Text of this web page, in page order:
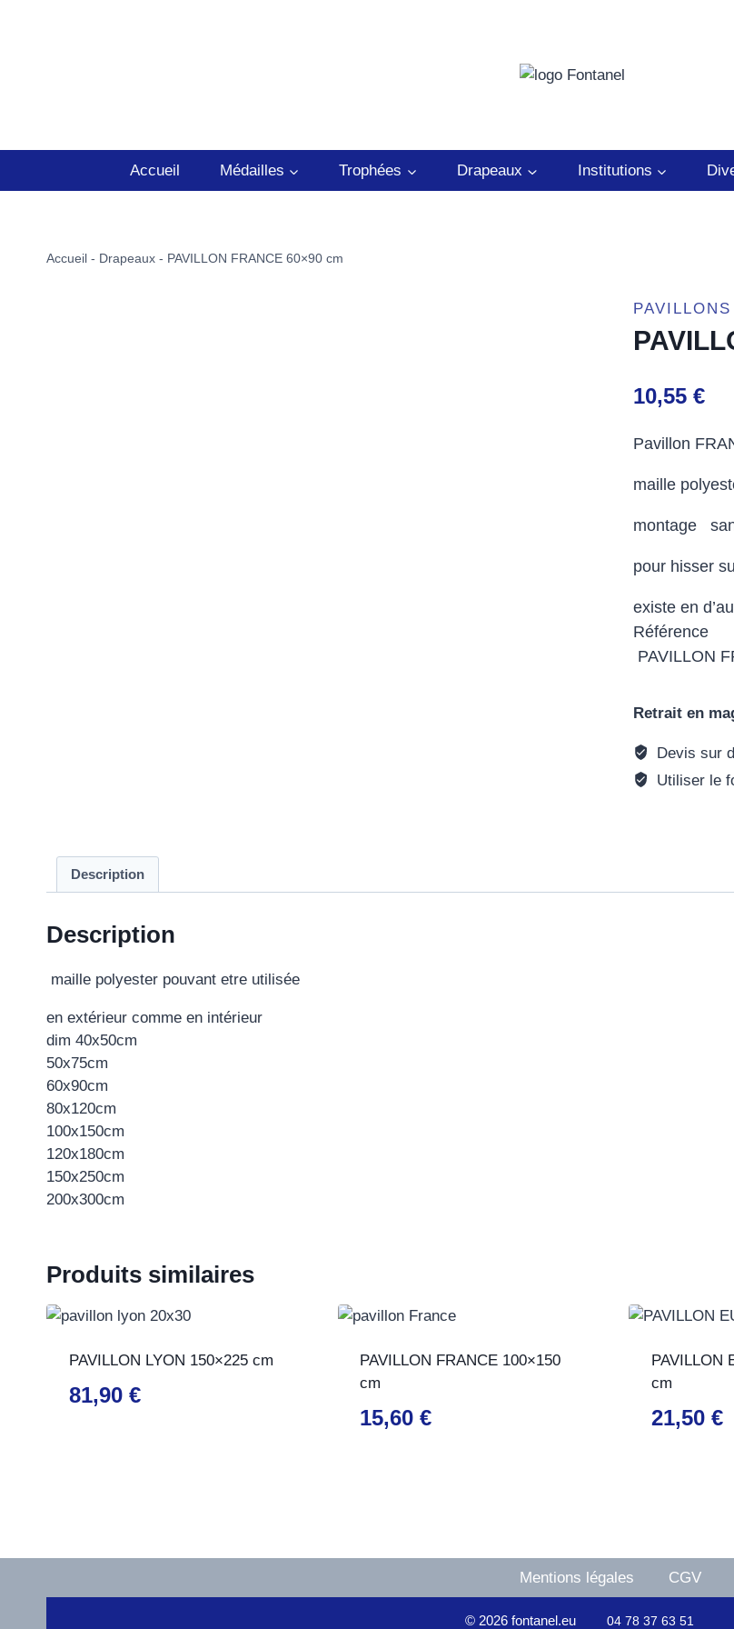
Accueil Médailles Trophées Drapeaux Institutions
Accueil - Drapeaux - PAVILLON FRANCE 60×90 cm
PAVILLONS
10,55 €
Pavillon
maille
montage
pour hisser
existe en
Référence
PAVILLON
Retrait en
Devis sur
Utiliser le
Description
Description
maille polyester pouvant etre utilisée
en extérieur comme en intérieur
dim 40x50cm
50x75cm
60x90cm
80x120cm
100x150cm
120x180cm
150x250cm
200x300cm
Produits similaires
PAVILLON LYON 150×225 cm
81,90 €
PAVILLON FRANCE 100×150
cm
15,60 €
PAVILLON
cm
21,50 €
Mentions légales CGV
© 2026 fontanel.eu 04 78 37 63 51